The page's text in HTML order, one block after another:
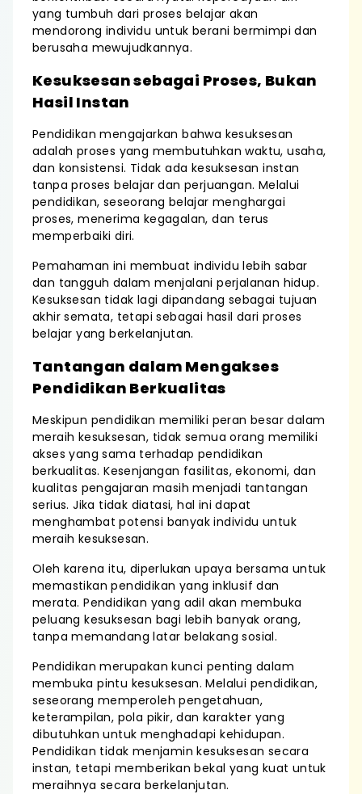
yang tumbuh dari proses belajar akan
mendorong individu untuk berani bermimpi dan
berusaha mewujudkannya.
Kesuksesan sebagai Proses, Bukan
Hasil Instan
Pendidikan mengajarkan bahwa kesuksesan
adalah proses yang membutuhkan waktu, usaha,
dan konsistensi. Tidak ada kesuksesan instan
tanpa proses belajar dan perjuangan. Melalui
pendidikan, seseorang belajar menghargai
proses, menerima kegagalan, dan terus
memperbaiki diri.
Pemahaman ini membuat individu lebih sabar
dan tangguh dalam menjalani perjalanan hidup.
Kesuksesan tidak lagi dipandang sebagai tujuan
akhir semata, tetapi sebagai hasil dari proses
belajar yang berkelanjutan.
Tantangan dalam Mengakses
Pendidikan Berkualitas
Meskipun pendidikan memiliki peran besar dalam
meraih kesuksesan, tidak semua orang memiliki
akses yang sama terhadap pendidikan
berkualitas. Kesenjangan fasilitas, ekonomi, dan
kualitas pengajaran masih menjadi tantangan
serius. Jika tidak diatasi, hal ini dapat
menghambat potensi banyak individu untuk
meraih kesuksesan.
Oleh karena itu, diperlukan upaya bersama untuk
memastikan pendidikan yang inklusif dan
merata. Pendidikan yang adil akan membuka
peluang kesuksesan bagi lebih banyak orang,
tanpa memandang latar belakang sosial.
Pendidikan merupakan kunci penting dalam
membuka pintu kesuksesan. Melalui pendidikan,
seseorang memperoleh pengetahuan,
keterampilan, pola pikir, dan karakter yang
dibutuhkan untuk menghadapi kehidupan.
Pendidikan tidak menjamin kesuksesan secara
instan, tetapi memberikan bekal yang kuat untuk
meraihnya secara berkelanjutan.